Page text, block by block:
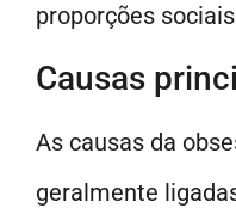
proporções
Causas
As causas da
geralmente